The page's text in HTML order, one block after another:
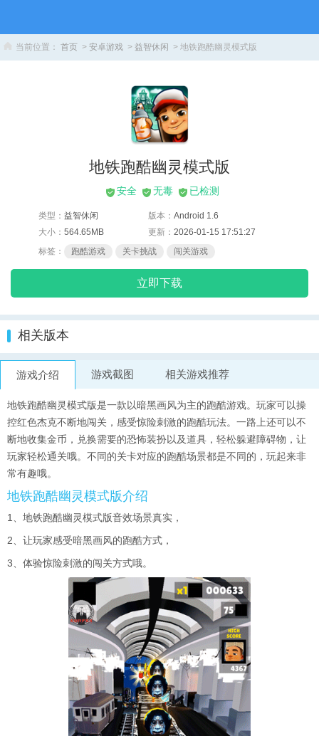
当前位置： 首页 > 安卓游戏 > 益智休闲 > 地铁跑酷幽灵模式版
地铁跑酷幽灵模式版
安全 无毒 已检测
立即下载
类型： 益智休闲 版本： Android 1.6
大小： 564.65MB 更新： 2026-01-15 17:51:27
标签：
跑酷游戏 关卡挑战 闯关游戏
相关版本
游戏介绍 游戏截图 相关游戏推荐
地铁跑酷幽灵模式版是一款以暗黑画风为主的跑酷游戏。玩家可以操
控红色杰克不断地闯关，感受惊险刺激的跑酷玩法。一路上还可以不
断地收集金币，兑换需要的恐怖装扮以及道具，轻松躲避障碍物，让
玩家轻松通关哦。不同的关卡对应的跑酷场景都是不同的，玩起来非
常有趣哦。
地铁跑酷幽灵模式版介绍
1、 地铁跑酷幽灵模式版音效场景真实，
2、 让玩家感受暗黑画风的跑酷方式，
3、 体验惊险刺激的闯关方式哦。